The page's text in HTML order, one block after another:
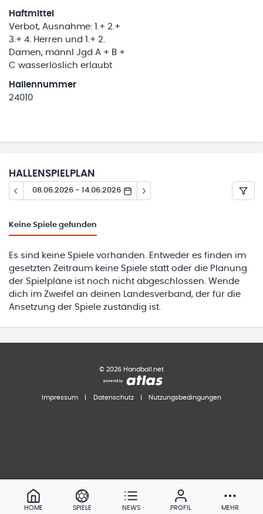
Haftmittel
Verbot, Ausnahme: 1.+ 2.+
3.+ 4. Herren und 1.+ 2.
Damen, männl Jgd A + B +
C wasserlöslich erlaubt
Hallennummer
24010
HALLENSPIELPLAN
08.06.2026 - 14.06.2026
Keine Spiele gefunden
Es sind keine Spiele vorhanden. Entweder es finden im
gesetzten Zeitraum keine Spiele statt oder die Planung
der Spielpläne ist noch nicht abgeschlossen. Wende
dich im Zweifel an deinen Landesverband, der für die
Ansetzung der Spiele zuständig ist.
© 2026 Handball.net
Impressum Datenschutz Nutzungsbedingungen
HOME SPIELE NEWS PROFIL MEHR